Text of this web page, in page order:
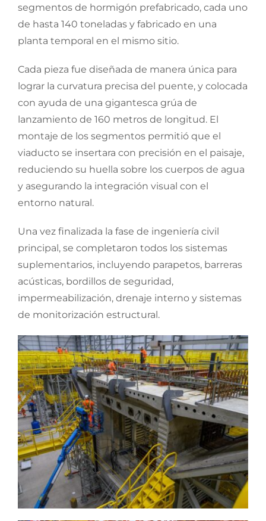
segmentos de hormigón prefabricado, cada uno
de hasta 140 toneladas y fabricado en una
planta temporal en el mismo sitio.
Cada pieza fue diseñada de manera única para
lograr la curvatura precisa del puente, y colocada
con ayuda de una gigantesca grúa de
lanzamiento de 160 metros de longitud. El
montaje de los segmentos permitió que el
viaducto se insertara con precisión en el paisaje,
reduciendo su huella sobre los cuerpos de agua
y asegurando la integración visual con el
entorno natural.
Una vez finalizada la fase de ingeniería civil
principal, se completaron todos los sistemas
suplementarios, incluyendo parapetos, barreras
acústicas, bordillos de seguridad,
impermeabilización, drenaje interno y sistemas
de monitorización estructural.